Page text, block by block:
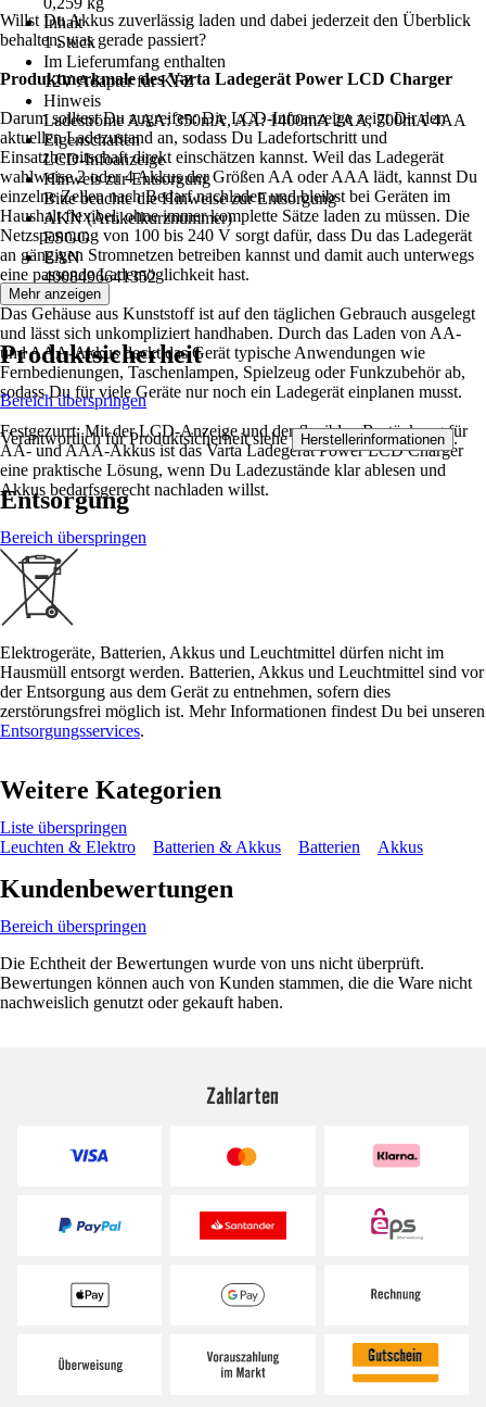
Inhalt
1 Stück
Im Lieferumfang enthalten
12V Adapter für KFZ
Hinweis
Ladeströme AAA: 350mA, AA: 1400mA 2AA, 700mA 4AA
Eigenschaften
LCD-Infoanzeige
Hinweis zur Entsorgung
Bitte beachte die Hinweise zur Entsorgung
AKN (Artikelkurznummer)
ESGG
EAN
4008496641352
Willst Du Akkus zuverlässig laden und dabei jederzeit den Überblick
behalten, was gerade passiert?
Produktmerkmale des Varta Ladegerät Power LCD Charger
Darum solltest Du zugreifen: Die LCD-Infoanzeige zeigt Dir den
aktuellen Ladezustand an, sodass Du Ladefortschritt und
Einsatzbereitschaft direkt einschätzen kannst. Weil das Ladegerät
wahlweise 2 oder 4 Akkus der Größen AA oder AAA lädt, kannst Du
einzelne Zellen nach Bedarf nachladen und bleibst bei Geräten im
Haushalt flexibel, ohne immer komplette Sätze laden zu müssen. Die
Netzspannung von 100 bis 240 V sorgt dafür, dass Du das Ladegerät
an gängigen Stromnetzen betreiben kannst und damit auch unterwegs
eine passende Lademöglichkeit hast.
Das Gehäuse aus Kunststoff ist auf den täglichen Gebrauch ausgelegt
und lässt sich unkompliziert handhaben. Durch das Laden von AA-
und AAA-Akkus deckt das Gerät typische Anwendungen wie
Fernbedienungen, Taschenlampen, Spielzeug oder Funkzubehör ab,
sodass Du für viele Geräte nur noch ein Ladegerät einplanen musst.
Festgezurrt: Mit der LCD-Anzeige und der flexiblen Bestückung für
AA- und AAA-Akkus ist das Varta Ladegerät Power LCD Charger
eine praktische Lösung, wenn Du Ladezustände klar ablesen und
Akkus bedarfsgerecht nachladen willst.
Mehr anzeigen
Produktsicherheit
Bereich überspringen
Verantwortlich für Produktsicherheit siehe Herstellerinformationen .
Entsorgung
Bereich überspringen
Elektrogeräte, Batterien, Akkus und Leuchtmittel dürfen nicht im
Hausmüll entsorgt werden. Batterien, Akkus und Leuchtmittel sind vor
der Entsorgung aus dem Gerät zu entnehmen, sofern dies
zerstörungsfrei möglich ist. Mehr Informationen findest Du bei unseren
Entsorgungsservices.
Weitere Kategorien
Liste überspringen
Leuchten & Elektro
Batterien & Akkus Batterien Akkus
Kundenbewertungen
Bereich überspringen
Die Echtheit der Bewertungen wurde von uns nicht überprüft.
Bewertungen können auch von Kunden stammen, die die Ware nicht
nachweislich genutzt oder gekauft haben.
Zahlarten